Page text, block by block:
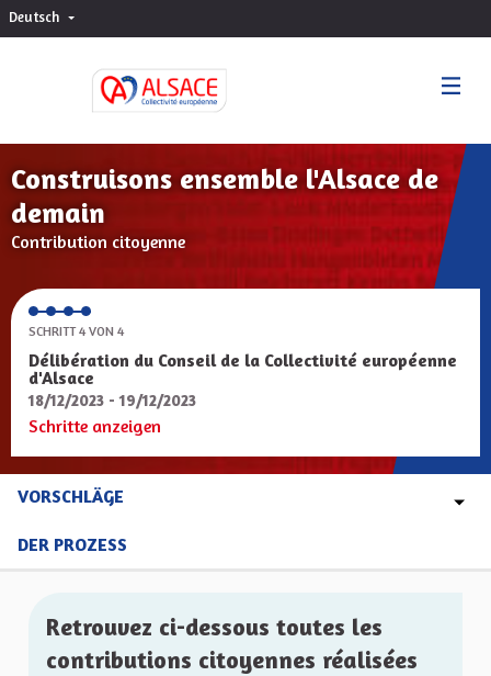
Deutsch Choisir la langue
Construisons ensemble l'Alsace de
demain
Contribution citoyenne
SCHRITT 4 VON 4
Délibération du Conseil de la Collectivité européenne
d'Alsace
18/12/2023 - 19/12/2023
Schritte anzeigen
VORSCHLÄGE
DER PROZESS
Retrouvez ci-dessous toutes les
contributions citoyennes réalisées